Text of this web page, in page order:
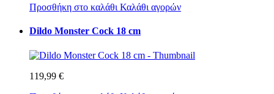
Προσθήκη στο καλάθι Καλάθι αγορών
Dildo Monster Cock 18 cm
119,99 €